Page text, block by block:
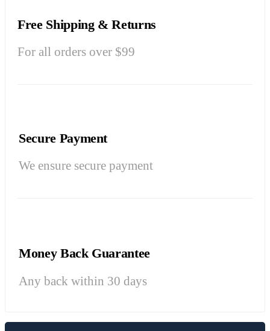
Free Shipping & Returns
For all orders over $99
Secure Payment
We ensure secure payment
Money Back Guarantee
Any back within 30 days